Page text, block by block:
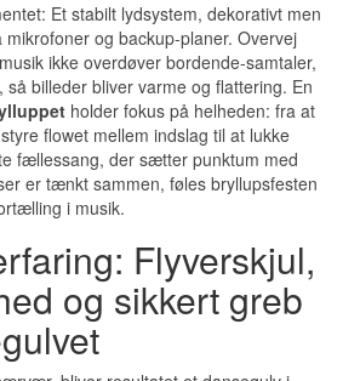
Et stabilt lydsystem, dekorativt men
og backup-planer. Overvej
ikke overdøver bordende-samtaler,
så billeder bliver varme og flattering. En
holder fokus på helheden: fra at
flowet mellem indslag til at lukke
fællessang, der sætter punktum med
er tænkt sammen, føles bryllupsfesten
i musik.
Flyverskjul,
og sikkert greb